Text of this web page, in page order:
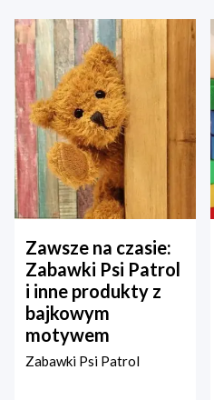
Zawsze na czasie:
Zabawki Psi Patrol
i inne produkty z
bajkowym
motywem
Zabawki Psi Patrol